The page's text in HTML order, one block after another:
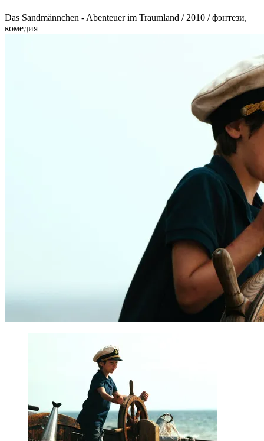
Das Sandmännchen - Abenteuer im Traumland / 2010 / фэнтези,
комедия